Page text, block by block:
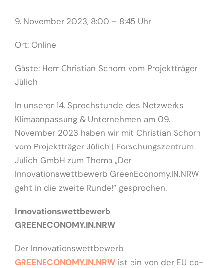
9. November 2023, 8:00 – 8:45 Uhr
Ort: Online
Gäste: Herr Christian Schorn vom Projektträger
Jülich
In unserer 14. Sprechstunde des Netzwerks
Klimaanpassung & Unternehmen am 09.
November 2023 haben wir mit Christian Schorn
vom Projektträger Jülich | Forschungszentrum
Jülich GmbH zum Thema „Der
Innovationswettbewerb GreenEconomy.IN.NRW
geht in die zweite Runde!” gesprochen.
Innovationswettbewerb
GREENECONOMY.IN.NRW
Der Innovationswettbewerb
GREENECONOMY.IN.NRW ist ein von der EU co-